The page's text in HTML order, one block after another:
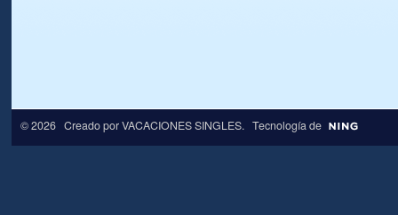
© 2026 Creado porVACACIONES SINGLES. Tecnología de